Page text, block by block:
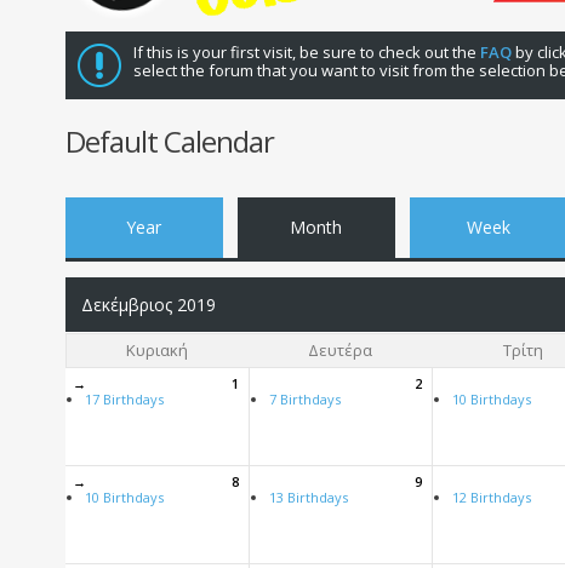
If this is your first visit, be sure to check out the FAQby
select the forum that you want to visit from the selection
Default Calendar
Year Month Week
Δεκέμβριος 2019
Κυριακή Δευτέρα Τρίτη
→
1
17 Birthdays
2
7 Birthdays
10 Birthdays
→
8
10 Birthdays
9
13 Birthdays
12 Birthdays